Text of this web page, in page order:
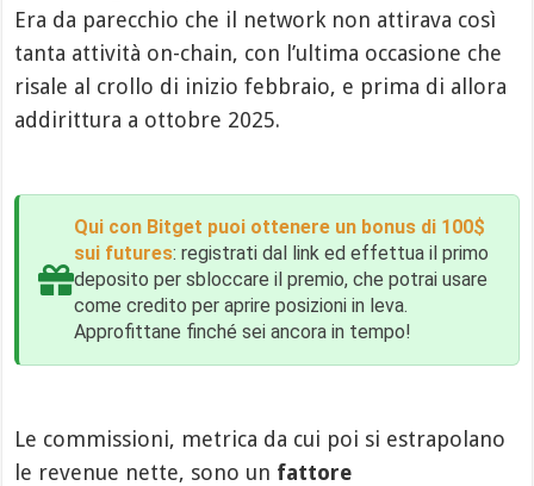
Era da parecchio che il network non attirava così
tanta attività on-chain, con l’ultima occasione che
risale al crollo di inizio febbraio, e prima di allora
addirittura a ottobre 2025.
Qui con Bitget puoi ottenere un bonus di 100$
sui futures: registrati dal link ed effettua il primo
deposito per sbloccare il premio, che potrai usare
come credito per aprire posizioni in leva.
Approfittane finché sei ancora in tempo!
Le commissioni, metrica da cui poi si estrapolano
le revenue nette, sono un fattore